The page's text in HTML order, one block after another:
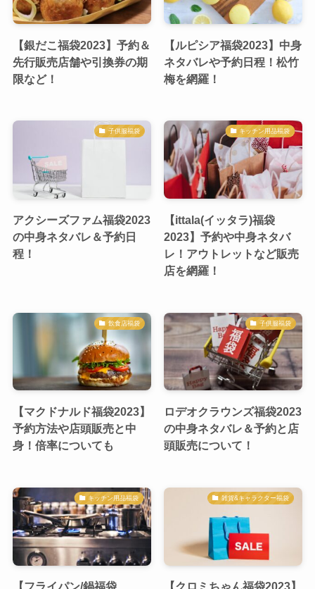
【銀だこ福袋2023】予約＆
先行販売店舗や引換券の期
限など！
【ルピシア福袋2023】中身
ネタバレや予約日程！松竹
梅を網羅！
子供服福袋
アクシーズファム福袋2023
の中身ネタバレ＆予約日
程！
キッチン用品福袋
【ittala(イッタラ)福袋
2023】予約や中身ネタバ
レ！アウトレットなど販売
店を網羅！
飲食店福袋
【マクドナルド福袋2023】
予約方法や店頭販売と中
身！倍率についても
子供服福袋
ロデオクラウンズ福袋2023
の中身ネタバレ＆予約と店
頭販売について！
キッチン用品福袋 雑貨&キャラクター福袋